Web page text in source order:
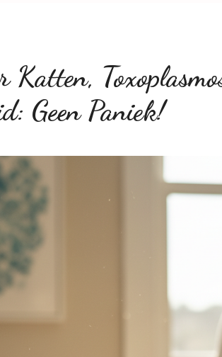
Geen Paniek!